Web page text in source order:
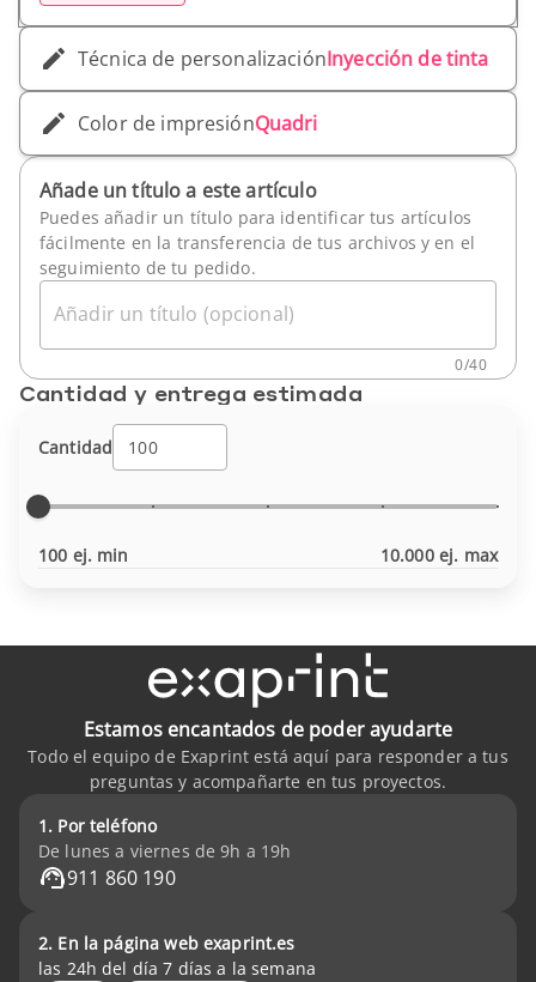
Técnica de personalizaciónInyección de tinta
Color de impresiónQuadri
Añade un título a este artículo
Puedes añadir un título para identificar tus artículos
fácilmente en la transferencia de tus archivos y en el
seguimiento de tu pedido.
Añadir un título (opcional)
0/40
Cantidad y entrega estimada
Cantidad
100 ej. min 10.000 ej. max
Estamos encantados de poder ayudarte
Todo el equipo de Exaprint está aquí para responder a tus
preguntas y acompañarte en tus proyectos.
1. Por teléfono
De lunes a viernes de 9h a 19h
911 860 190
2. En la página web exaprint.es
las 24h del día 7 días a la semana